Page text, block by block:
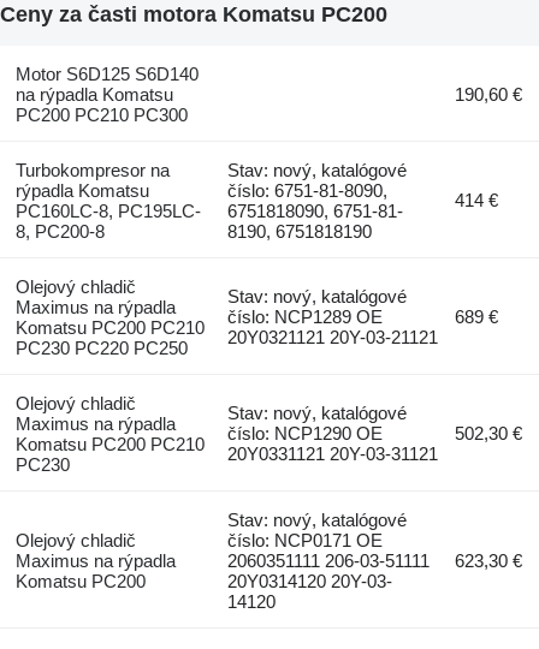
Ceny za časti motora Komatsu PC200
Motor S6D125 S6D140
na rýpadla Komatsu
PC200 PC210 PC300
190,60 €
Turbokompresor na
rýpadla Komatsu
PC160LC-8, PC195LC-
8, PC200-8
Stav: nový, katalógové
číslo: 6751-81-8090,
6751818090, 6751-81-
8190, 6751818190
414 €
Olejový chladič
Maximus na rýpadla
Komatsu PC200 PC210
PC230 PC220 PC250
Stav: nový, katalógové
číslo: NCP1289 OE
20Y0321121 20Y-03-21121
689 €
Olejový chladič
Maximus na rýpadla
Komatsu PC200 PC210
PC230
Stav: nový, katalógové
číslo: NCP1290 OE
20Y0331121 20Y-03-31121
502,30 €
Olejový chladič
Maximus na rýpadla
Komatsu PC200
Stav: nový, katalógové
číslo: NCP0171 OE
2060351111 206-03-51111
20Y0314120 20Y-03-
14120
623,30 €